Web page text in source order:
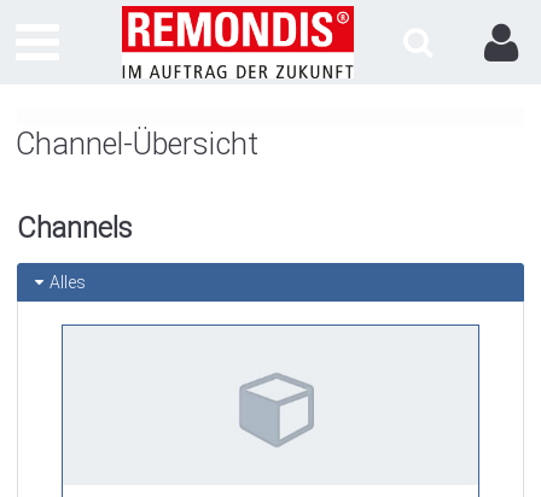
Channel-Übersicht
Channels
Alles